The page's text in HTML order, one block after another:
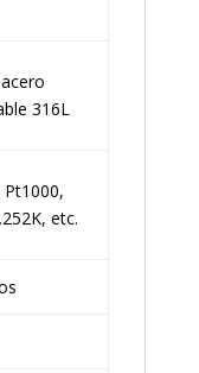
316L
Pt1000,
etc.